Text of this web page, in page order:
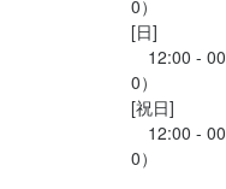
0）
[日]
12:00 -
0）
[祝日]
12:00 -
0）
未経験者歓迎
Uターン・Iターン歓迎
オープニングスタッフ募集
駅チ
～＊～＊～＊～＊～＊～